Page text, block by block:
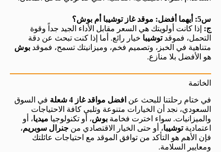
س5: أيهما أفضل: موقد غاز توشيبا أم بوش؟
ج: إذا كانت أولويتك هي السعر مقابل الأداء الجيد جداً وقوة
التحمل، فموقدتوشيبا خيار رائع. أما إذا كنت تبحث عن دقة
متناهية في الخبز، وتصميم فخم، وميزانيتك تسمح، فموقد بوش
هو الأفضل بلا منازع.
الخاتمة
في ختام رحلتنا للبحث عن افضل مواقد غاز 4 شعلة
في السوق
السعودي، نجد أن الخيارات متنوعة وتلبي كافة الاحتياجات
والميزانيات. سواء اخترت فخامة بوش، أو تكنولوجيا ميديا، أو
اعتماديةتوشيبا، أو حتى الخيار الاقتصادي من جنرال سوبريم،
فإن الأهم هو التأكد من توافق الموقد مع احتياجات عائلتك
ومعايير السلامة.